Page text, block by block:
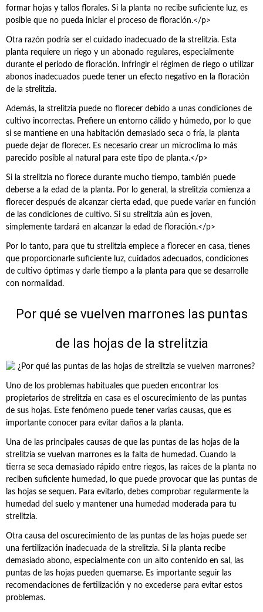
formar hojas y tallos florales. Si la planta no recibe suficiente luz, es
posible que no pueda iniciar el proceso de floración.</р>
Otra razón podría ser el cuidado inadecuado de la strelitzia. Esta
planta requiere un riego y un abonado regulares, especialmente
durante el periodo de floración. Infringir el régimen de riego o utilizar
abonos inadecuados puede tener un efecto negativo en la floración
de la strelitzia.
Además, la strelitzia puede no florecer debido a unas condiciones de
cultivo incorrectas. Prefiere un entorno cálido y húmedo, por lo que
si se mantiene en una habitación demasiado seca o fría, la planta
puede dejar de florecer. Es necesario crear un microclima lo más
parecido posible al natural para este tipo de planta.</р>
Si la strelitzia no florece durante mucho tiempo, también puede
deberse a la edad de la planta. Por lo general, la strelitzia comienza a
florecer después de alcanzar cierta edad, que puede variar en función
de las condiciones de cultivo. Si su strelitzia aún es joven,
simplemente tardará en alcanzar la edad de floración.</р>
Por lo tanto, para que tu strelitzia empiece a florecer en casa, tienes
que proporcionarle suficiente luz, cuidados adecuados, condiciones
de cultivo óptimas y darle tiempo a la planta para que se desarrolle
con normalidad.
Por qué se vuelven marrones las puntas
de las hojas de la strelitzia
Uno de los problemas habituales que pueden encontrar los
propietarios de strelitzia en casa es el oscurecimiento de las puntas
de sus hojas. Este fenómeno puede tener varias causas, que es
importante conocer para evitar daños a la planta.
Una de las principales causas de que las puntas de las hojas de la
strelitzia se vuelvan marrones es la falta de humedad. Cuando la
tierra se seca demasiado rápido entre riegos, las raíces de la planta no
reciben suficiente humedad, lo que puede provocar que las puntas de
las hojas se sequen. Para evitarlo, debes comprobar regularmente la
humedad del suelo y mantener una humedad moderada para tu
strelitzia.
Otra causa del oscurecimiento de las puntas de las hojas puede ser
una fertilización inadecuada de la strelitzia. Si la planta recibe
demasiado abono, especialmente con un alto contenido en sal, las
puntas de las hojas pueden quemarse. Es importante seguir las
recomendaciones de fertilización y no excederse para evitar estos
problemas.